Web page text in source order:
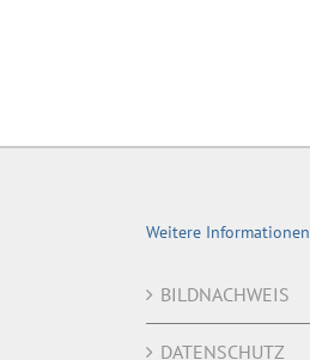
Weitere Informationen
BILDNACHWEIS
DATENSCHUTZ